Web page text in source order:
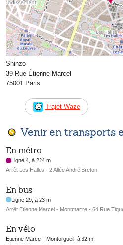
Shinzo
39 Rue Étienne Marcel
75001 Paris
Trajet Waze
Venir en transports
En métro
Ligne 4, à 224 m
Arrêt Les Halles - 2 Allée André Breton
En bus
Ligne 29, à 23 m
Arrêt Etienne Marcel - Montmartre - 64 Rue
En vélo
Etienne Marcel - Montorgueil, à 32 m